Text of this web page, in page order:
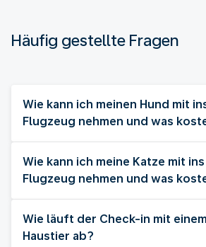
Häufig gestellte Fragen
Wie kann ich meinen Hund mit
Flugzeug nehmen und was
Wie kann ich meine Katze mit ins
Flugzeug nehmen und was
Wie läuft der Check-in mit einem
Haustier ab?